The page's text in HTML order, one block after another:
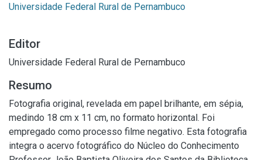
Universidade Federal Rural de Pernambuco
Editor
Universidade Federal Rural de Pernambuco
Resumo
Fotografia original, revelada em papel brilhante, em sépia,
medindo 18 cm x 11 cm, no formato horizontal. Foi
empregado como processo filme negativo. Esta fotografia
integra o acervo fotográfico do Núcleo do Conhecimento